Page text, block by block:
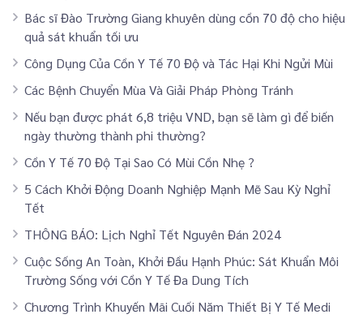
Bác sĩ Đào Trường Giang khuyên dùng cồn 70 độ cho hiệu
quả sát khuẩn tối ưu
Công Dụng Của Cồn Y Tế 70 Độ và Tác Hại Khi Ngửi Mùi
Các Bệnh Chuyển Mùa Và Giải Pháp Phòng Tránh
Nếu bạn được phát 6,8 triệu VND, bạn sẽ làm gì để biến
ngày thường thành phi thường?
Cồn Y Tế 70 Độ Tại Sao Có Mùi Cồn Nhẹ ?
5 Cách Khởi Động Doanh Nghiệp Mạnh Mẽ Sau Kỳ Nghỉ
Tết
THÔNG BÁO: Lịch Nghỉ Tết Nguyên Đán 2024
Cuộc Sống An Toàn, Khởi Đầu Hạnh Phúc: Sát Khuẩn Môi
Trường Sống với Cồn Y Tế Đa Dung Tích
Chương Trình Khuyến Mãi Cuối Năm Thiết Bị Y Tế Medi